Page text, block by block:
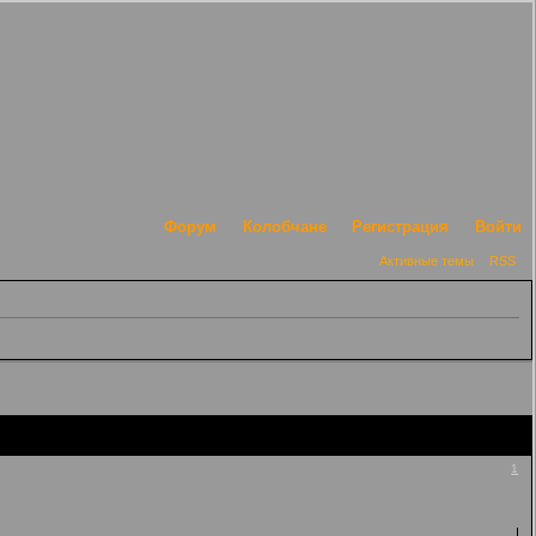
Форум Колобчане Регистрация Войти
Активные темы RSS
1